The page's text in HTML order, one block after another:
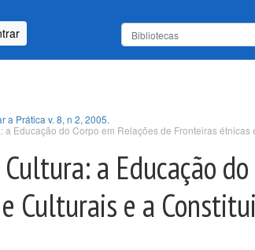
a Prática v. 8, n 2, 2005.
a Educação do Corpo em Relações de Fronteiras
a Educação
Culturais e a